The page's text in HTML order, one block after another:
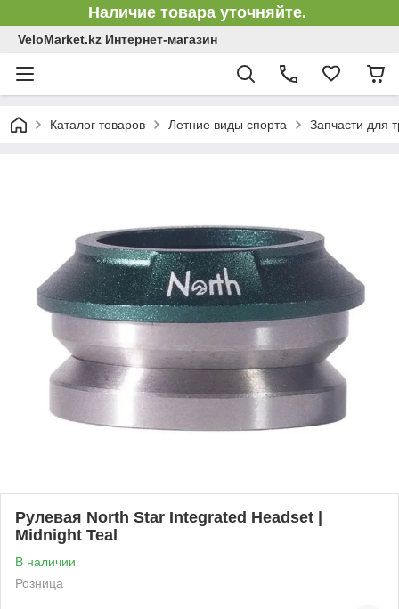
Наличие товара уточняйте.
VeloMarket.kz Интернет-магазин
Каталог товаров Летние виды спорта Запчасти для
Рулевая North Star Integrated Headset |
Midnight Teal
В наличии
Розница